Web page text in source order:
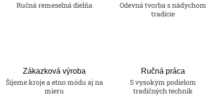
Ručná remeselná dielňa
Odevná tvorba s nádychom
tradície
Zákazková výroba
Šijeme kroje a etno módu aj na
mieru
Ručná práca
S vysokým podielom
tradičných techník